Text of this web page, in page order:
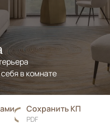
в комнате
Сохранить КП
PDF